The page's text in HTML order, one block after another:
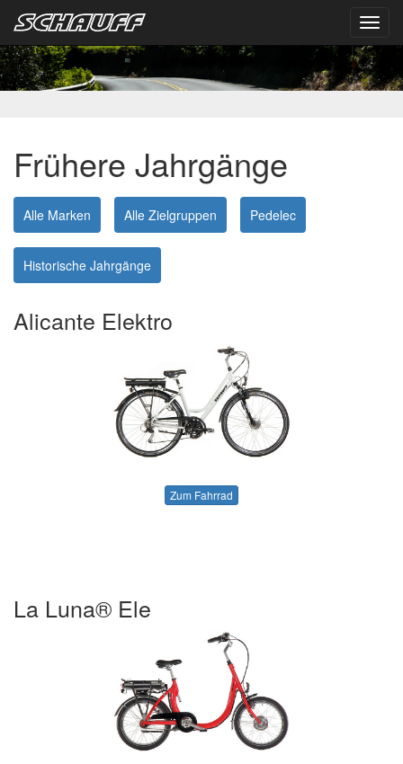
Frühere Jahrgänge
Alle Marken Alle Zielgruppen Pedelec
Historische Jahrgänge
Alicante Elektro
Zum Fahrrad
La Luna® Ele